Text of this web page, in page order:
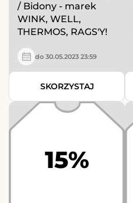
/ Bidony - marek
WINK, WELL,
THERMOS, RAGS'Y!
do 30.05.2023 23:59
SKORZYSTAJ
15%